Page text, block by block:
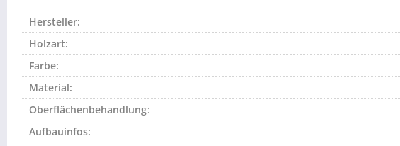
Hersteller:
Holzart:
Farbe:
Material:
Oberflächenbehandlung:
Aufbauinfos: